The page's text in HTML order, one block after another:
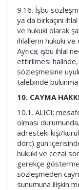
9.16. İşbu
ya da birkaçını
ve hukuki olarak
ihlallerin hukuki ve
Ayrıca; işbu ihlal
ettirilmesi halinde,
sözleşmesine
talebinde bulunma
10. CAYMA
10.1. ALICI;
olması
adresteki kişi/
dört) gün
hukuki ve cezai
gerekçe
sözleşmeden
sunumuna ilişkin